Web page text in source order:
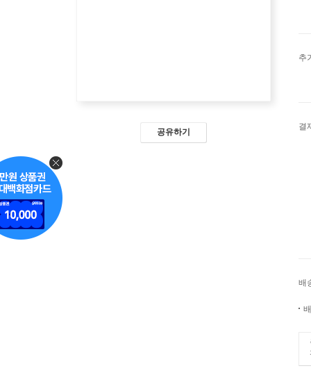
공유하기
추
결
배